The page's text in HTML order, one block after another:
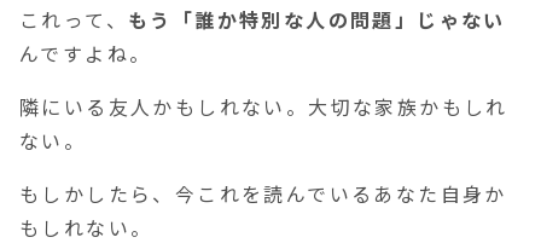
これって、 もう「誰か特別な人の問題」じゃない
んですよね。
隣にいる友人かもしれない。大切な家族かもしれ
ない。
もしかしたら、今これを読んでいるあなた自身か
もしれない。